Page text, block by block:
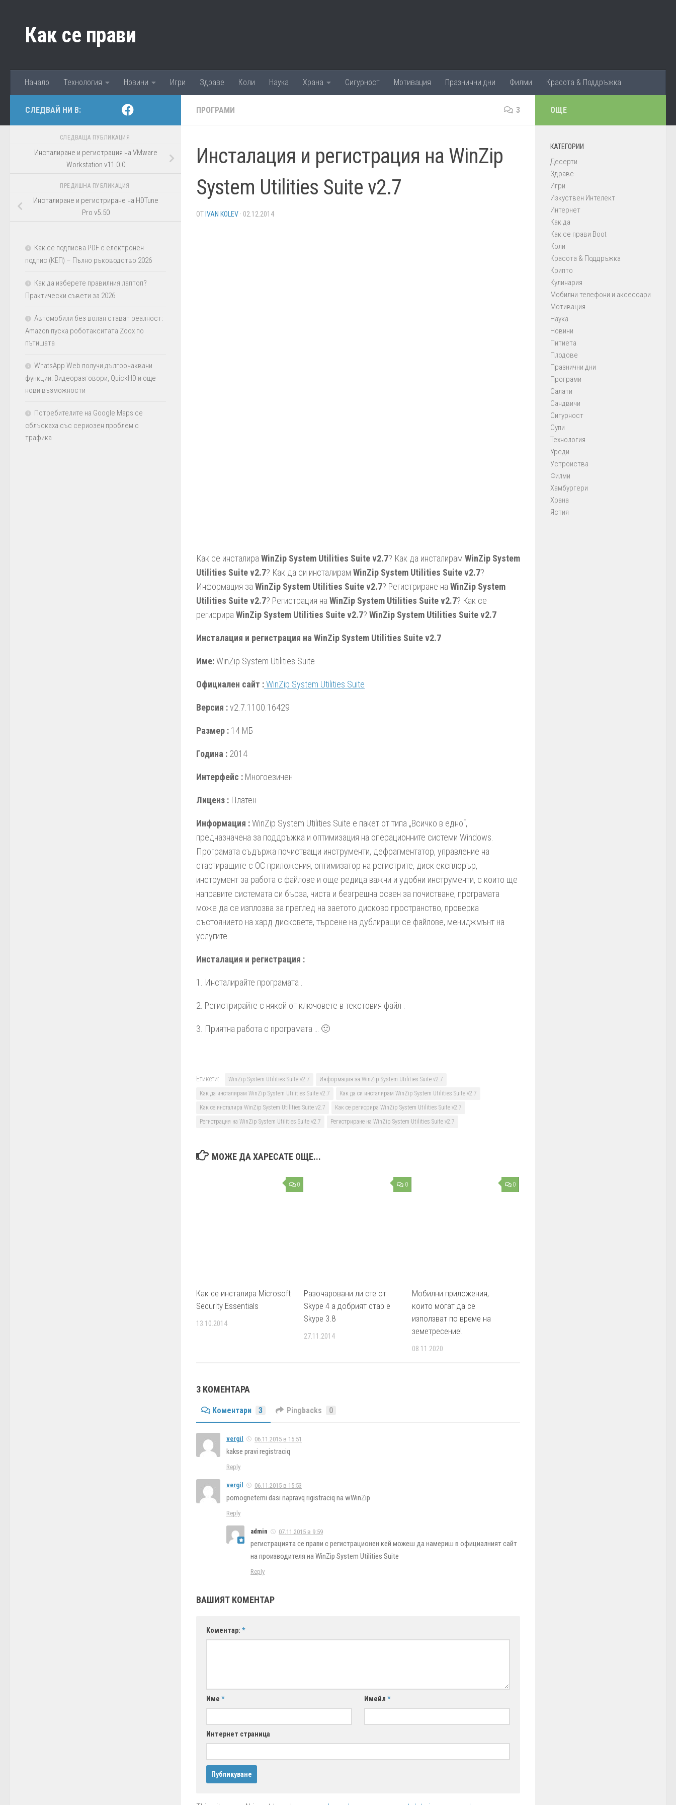
Как се прави
Начало Технология Новини Игри Здраве Коли Наука Храна Сигурност Мотивация Празнични дни Филми Красота & Поддръжка
ПРОГРАМИ 3
Инсталация и регистрация на WinZip
System Utilities Suite v2.7
ОТ IVAN KOLEV · 02.12.2014
Как се инсталира WinZip System Utilities Suite v2.7? Как да инсталирам WinZip System
Utilities Suite v2.7? Как да си инсталирам WinZip System Utilities Suite v2.7?
Информация за WinZip System Utilities Suite v2.7? Регистриране на WinZip System
Utilities Suite v2.7? Регистрация на WinZip System Utilities Suite v2.7? Как се
регисрира WinZip System Utilities Suite v2.7? WinZip System Utilities Suite v2.7
Инсталация и регистрация на WinZip System Utilities Suite v2.7
Име:WinZip System Utilities Suite
Официален сайт :WinZip System Utilities Suite
Версия :v2.7.1100.16429
Размер : 14 МБ
Година : 2014
Интерфейс : Многоезичен
Лиценз : Платен
Информация :WinZip System Utilities Suite е пакет от типа „Всичко в едно“,
предназначена за поддръжка и оптимизация на операционните системи Windows.
Програмата съдържа почистващи инструменти, дефрагментатор, управление на
стартиращите с ОС приложения, оптимизатор на регистрите, диск експлорър,
инструмент за работа с файлове и още редица важни и удобни инструменти, с които ще
направите системата си бърза, чиста и безгрешна освен за почистване, програмата
може да се изплозва за преглед на заетото дисково пространство, проверка
състоянието на хард дисковете, търсене на дублиращи се файлове, мениджмънт на
услугите.
Инсталация и регистрация :
1. Инсталирайте програмата .
2. Регистрирайте с някой от ключовете в текстовия файл .
3. Приятна работа с програмата … 🙂
Етикети: WinZip System Utilities Suite v2.7
Информация за WinZip System Utilities Suite v2.7
Как да инсталирам WinZip System Utilities Suite v2.7
Как да си инсталирам WinZip System Utilities Suite v2.7
Как се инсталира WinZip System Utilities Suite v2.7
Как се регисрира WinZip System Utilities Suite v2.7
Регистрация на WinZip System Utilities Suite v2.7
Регистриране на WinZip System Utilities Suite v2.7
МОЖЕ ДА ХАРЕСАТЕ ОЩЕ...
0
Как се инсталира Microsoft
Security Essentials
13.10.2014
0
Разочаровани ли сте от
Skype 4 а добрият стар е
Skype 3.8
27.11.2014
0
Мобилни приложения,
които могат да се
използват по време на
земетресение!
08.11.2020
3 КОМЕНТАРА
Коментари 3 Pingbacks 0
vergil 06.11.2015 в 15:51
kakse pravi registraciq
Reply
vergil 06.11.2015 в 15:53
pomognetemi dasi napravq rigistraciq na wWinZip
Reply
admin 07.11.2015 в 9:59
регистрацията се прави с регистрационен кей можеш да намериш в официалният сайт
на производителя на WinZip System Utilities Suite
Reply
ВАШИЯТ КОМЕНТАР
Коментар: *
Име * Имейл*
Интернет страница
СЛЕДВАЙ НИ В:
СЛЕДВАЩА ПУБЛИКАЦИЯ
Инсталиране и регистрация на VMware
Workstation v11.0.0
ПРЕДИШНА ПУБЛИКАЦИЯ
Инсталиране и регистриране на HDTune
Pro v5.50
Как се подписва PDF с електронен
подпис (КЕП) – Пълно ръководство 2026
Как да изберете правилния лаптоп?
Практически съвети за 2026
Автомобили без волан стават реалност:
Amazon пуска роботакситата Zoox по
пътищата
WhatsApp Web получи дългоочаквани
функции: Видеоразговори, QuickHD и още
нови възможности
Потребителите на Google Maps се
сблъскаха със сериозен проблем с
трафика
ОЩЕ
КАТЕГОРИИ
Десерти
Здраве
Игри
Изкуствен Интелект
Интернет
Как да
Как се прави Boot
Коли
Красота & Поддръжка
Крипто
Кулинария
Мобилни телефони и аксесоари
Мотивация
Наука
Новини
Питиета
Плодове
Празнични дни
Програми
Салати
Сандвичи
Сигурност
Супи
Технология
Уреди
Устроиства
Филми
Хамбургери
Храна
Ястия